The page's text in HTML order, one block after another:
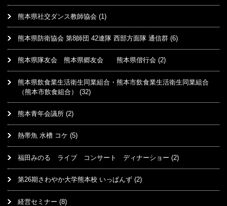
熊本県社交ダンス教師協会 (1)
熊本県防衛協会 第8師団 42連隊 西部方面隊 通信群 (6)
熊本県隊友会 熊本県郷友会 熊本県偕行会 (2)
熊本県飲食業生活衛生同業組合・熊本市飲食業生活衛生同業組合
（熊本市飲食組合） (32)
熊本青年会議所 (2)
熱帯魚 水槽 コケ (5)
福田みのる ライブ コンサート ディナーショー (2)
第26期さわやか大学熊本校 いっぱんず (2)
経営セミナー (8)